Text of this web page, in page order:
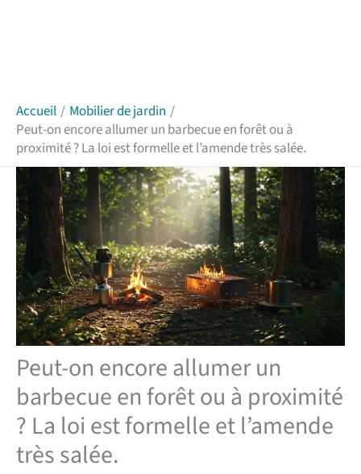
Accueil
Mobilier de jardin
Peut-on encore allumer un barbecue en forêt ou à
proximité ? La loi est formelle et l’amende très salée.
Peut-on encore allumer un
barbecue en forêt ou à proximité
? La loi est formelle et l’amende
très salée.